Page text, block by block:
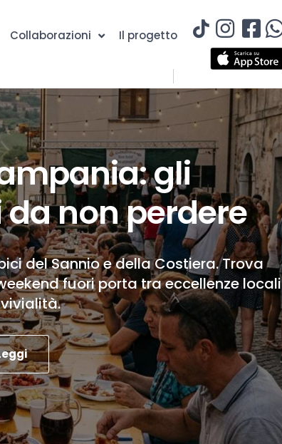
Collaborazioni Il progetto
gli
non perdere
del Sannio e della Costiera. Trova
fuori porta tra eccellenze locali